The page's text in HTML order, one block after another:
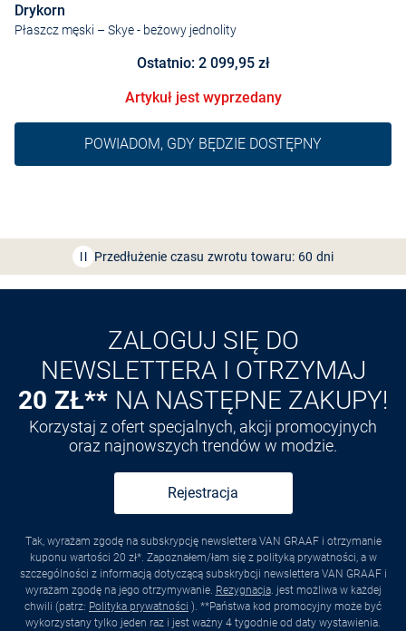
Drykorn
Płaszcz męski – Skye- beżowy jednolity
Ostatnio: 2 099,95 zł
Artykuł jest wyprzedany
POWIADOM, GDY BĘDZIE DOSTĘPNY
Przedłużenie czasu zwrotu towaru: 60 dni
Odkryj aplikację VANGRAAF
ZALOGUJ SIĘ DO
NEWSLETTERA I OTRZYMAJ
20 ZŁ** NA NASTĘPNE ZAKUPY!
Korzystaj z ofert specjalnych, akcji promocyjnych
oraz najnowszych trendów w modzie.
Rejestracja
Tak, wyrażam zgodę na subskrypcję newslettera VAN GRAAF i otrzymanie
kuponu wartości 20 zł*. Zapoznałem/łam się z polityką prywatności, a w
szczególności z informacją dotyczącą subskrybcji newslettera VAN GRAAF i
wyrażam zgodę na jego otrzymywanie. Rezygnacja. jest możliwa w każdej
chwili (patrz: Polityka prywatności ). **Państwa kod promocyjny może być
wykorzystany tylko jeden raz i jest ważny 4 tygodnie od daty wystawienia.